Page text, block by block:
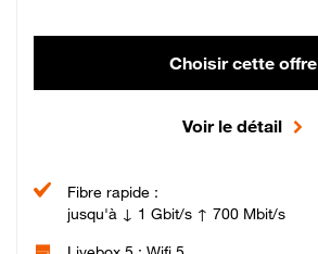
Choisir cette offre
Voir le détail
Fibre rapide :
jusqu'à ↓ 1 Gbit/s ↑ 700 Mbit/s